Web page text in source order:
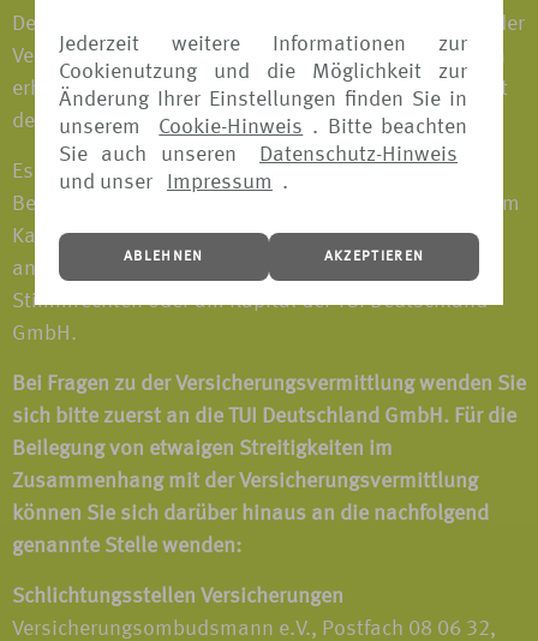
Jederzeit weitere Informationen zur
Cookienutzung und die Möglichkeit zur
Änderung Ihrer Einstellungen finden Sie in
unserem
Cookie-Hinweis . Bitte beachten
Sie auch unseren
Datenschutz-Hinweis
und unser
Impressum .
ABLEHNEN AKZEPTIEREN
Deutschland GmbH zu bezahlen, sondern bereits in der
Versicherungsprämie enthalten. Weitere Vergütungen
erhält TUI Deutschland GmbH im Zusammenhang mit
der Vermittlung nicht.
Es bestehen keine direkten oder indirekten
Beteiligungen von über 10% an Stimmrechten oder am
Kapital eines Versicherungsunternehmens oder –
andersherum – von Versicherungsunternehmen an
Stimmrechten oder am Kapital der TUI Deutschland
GmbH.
Bei Fragen zu der Versicherungsvermittlung wenden Sie
sich bitte zuerst an die TUI Deutschland GmbH. Für die
Beilegung von etwaigen Streitigkeiten im
Zusammenhang mit der Versicherungsvermittlung
können Sie sich darüber hinaus an die nachfolgend
genannte Stelle wenden:
Schlichtungsstellen Versicherungen
Versicherungsombudsmann e.V., Postfach 08 06 32,